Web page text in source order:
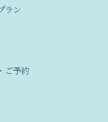
ラン
ご予約